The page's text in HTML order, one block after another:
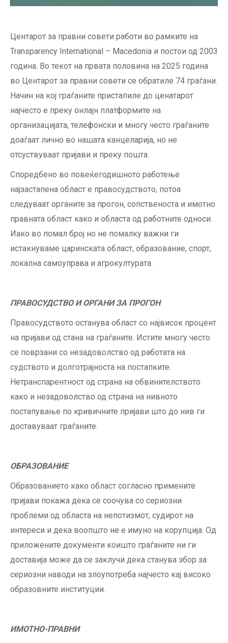
Центарот за правни совети работи во рамките на
Transparency International – Macedonia и постои од 2003
година. Во текот на првата половина на 2025 година
во Центарот за правни совети се обратиле 74 граѓани.
Начин на кој граѓаните пристапиле до ценатарот
најчесто е преку онлајн платформите на
организацијата, телефонски и многу често граѓаните
доаѓаат лично во нашата канцеларија, но не
отсуствуваат пријави и преку пошта.
Споредбено во повеќегодишното работење
најзастапена област е правосудството, потоа
следуваат органите за прогон, сопственоста и имотно
правната област како и областа од работните односи.
Иако во помал број но не помалку важни ги
истакнуваме царинската област, образование, спорт,
локална самоуправа и агрокултурата.
ПРАВОСУДСТВО И ОРГАНИ ЗА ПРОГОН
Правосудството останува област со највисок процент
на пријави од стана на граѓаните. Истите многу често
се поврзани со незадоволство од работата на
судството и долготрајноста на постапките.
Нетранспарентност од страна на обвинителството
како и незадоволство од страна на нивното
постапување по кривичните пријави што до нив ги
доставуваат граѓаните.
ОБРАЗОВАНИЕ
Образованието како област согласно примените
пријави покажа дека се соочува со сериозни
проблеми од областа на непотизмот, судирот на
интереси и дека воопшто не е имуно на корупција. Од
приложените документи коишто граѓаните ни ги
доставија може да се заклучи дека станува збор за
сериозни наводи на злоупотреба најчесто кај високо
образовните институции.
ИМОТНО-ПРАВНИ